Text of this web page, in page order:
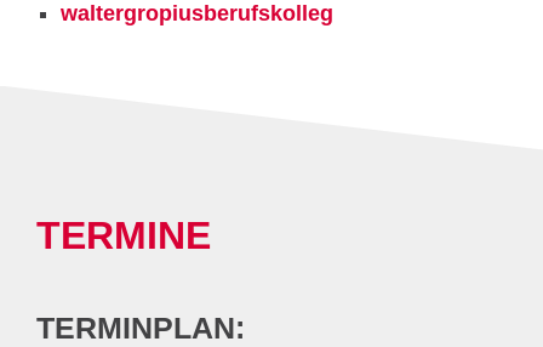
waltergropiusberufskolleg
TERMINE
TERMINPLAN: